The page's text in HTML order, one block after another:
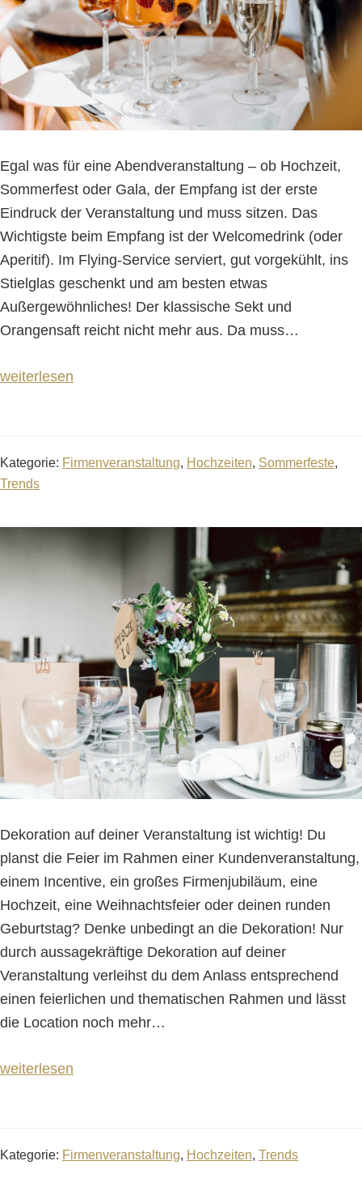
Egal was für eine Abendveranstaltung – ob Hochzeit,
Sommerfest oder Gala, der Empfang ist der erste
Eindruck der Veranstaltung und muss sitzen. Das
Wichtigste beim Empfang ist der Welcomedrink (oder
Aperitif). Im Flying-Service serviert, gut vorgekühlt, ins
Stielglas geschenkt und am besten etwas
Außergewöhnliches! Der klassische Sekt und
Orangensaft reicht nicht mehr aus. Da muss…
weiterlesen
Kategorie: Firmenveranstaltung, Hochzeiten, Sommerfeste,
Trends
Dekoration auf deiner Veranstaltung ist wichtig! Du
planst die Feier im Rahmen einer Kundenveranstaltung,
einem Incentive, ein großes Firmenjubiläum, eine
Hochzeit, eine Weihnachtsfeier oder deinen runden
Geburtstag? Denke unbedingt an die Dekoration! Nur
durch aussagekräftige Dekoration auf deiner
Veranstaltung verleihst du dem Anlass entsprechend
einen feierlichen und thematischen Rahmen und lässt
die Location noch mehr…
weiterlesen
Kategorie: Firmenveranstaltung, Hochzeiten, Trends